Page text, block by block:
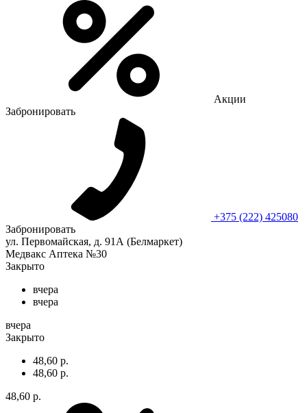
Акции
Забронировать
+375 (222) 425080
Забронировать
ул. Первомайская, д. 91А (Белмаркет)
Медвакс Аптека №30
Закрыто
вчера
вчера
вчера
Закрыто
48,60 р.
48,60 р.
48,60 р.